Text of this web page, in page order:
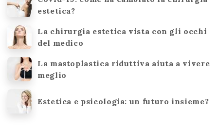
estetica?
La chirurgia estetica vista con gli occhi
del medico
La mastoplastica riduttiva aiuta a vivere
meglio
Estetica e psicologia: un futuro insieme?